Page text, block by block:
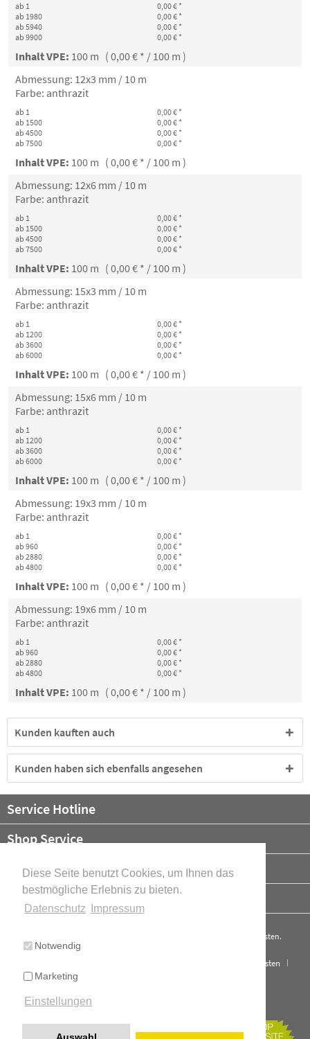
Diese Seite benutzt Cookies, um Ihnen das
bestmögliche Erlebnis zu bieten.
Datenschutz
Impressum
Notwendig
Marketing
Einstellungen
ab 1
0,00 € *
ab 1980
0,00 € *
ab 5940
0,00 € *
ab 9900
0,00 € *
Inhalt VPE: 100 m ( 0,00 € * / 100 m )
Abmessung: 12x3 mm / 10 m
Farbe: anthrazit
ab 1
0,00 € *
ab 1500
0,00 € *
ab 4500
0,00 € *
ab 7500
0,00 € *
Inhalt VPE: 100 m ( 0,00 € * / 100 m )
Abmessung: 12x6 mm / 10 m
Farbe: anthrazit
ab 1
0,00 € *
ab 1500
0,00 € *
ab 4500
0,00 € *
ab 7500
0,00 € *
Inhalt VPE: 100 m ( 0,00 € * / 100 m )
Abmessung: 15x3 mm / 10 m
Farbe: anthrazit
ab 1
0,00 € *
ab 1200
0,00 € *
ab 3600
0,00 € *
ab 6000
0,00 € *
Inhalt VPE: 100 m ( 0,00 € * / 100 m )
Abmessung: 15x6 mm / 10 m
Farbe: anthrazit
ab 1
0,00 € *
ab 1200
0,00 € *
ab 3600
0,00 € *
ab 6000
0,00 € *
Inhalt VPE: 100 m ( 0,00 € * / 100 m )
Abmessung: 19x3 mm / 10 m
Farbe: anthrazit
ab 1
0,00 € *
ab 960
0,00 € *
ab 2880
0,00 € *
ab 4800
0,00 € *
Inhalt VPE: 100 m ( 0,00 € * / 100 m )
Abmessung: 19x6 mm / 10 m
Farbe: anthrazit
ab 1
0,00 € *
ab 960
0,00 € *
ab 2880
0,00 € *
ab 4800
0,00 € *
Inhalt VPE: 100 m ( 0,00 € * / 100 m )
Kunden kauften auch
Kunden haben sich ebenfalls angesehen
Service Hotline
Shop Service
Informationen
Newsletter
Versandkosten.
Versand und Kosten
Realisiert mit Shopware